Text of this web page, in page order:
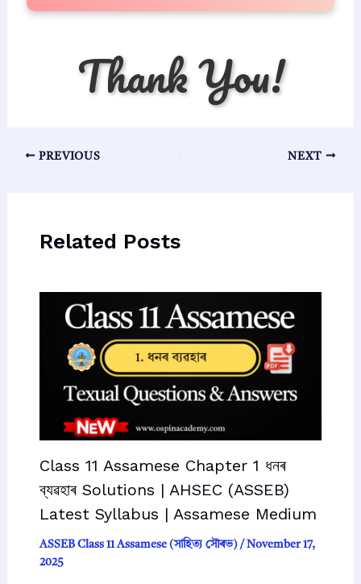
Thank You!
Post
PREVIOUS NEXT
Related Posts
Class 11 Assamese Chapter 1 ধনৰ
ব্যৱহাৰ Solutions | AHSEC (ASSEB)
Latest Syllabus | Assamese Medium
ASSEB Class 11 Assamese (সাহিত্য সৌৰভ)/ November 17,
2025